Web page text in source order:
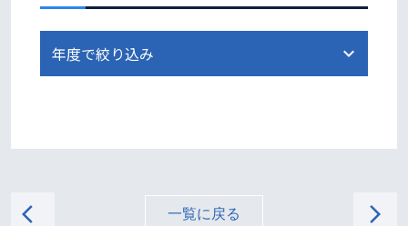
arrow_back_ios 一覧に戻る arrow_forward_ios